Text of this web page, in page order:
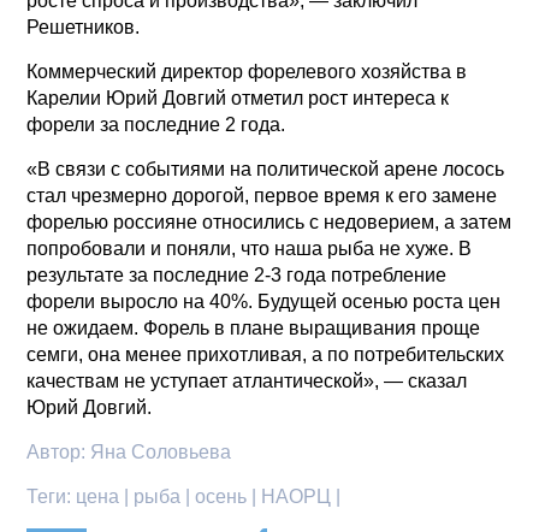
Решетников.
Коммерческий директор форелевого хозяйства в
Карелии Юрий Довгий отметил рост интереса к
форели за последние 2 года.
«В связи с событиями на политической арене лосось
стал чрезмерно дорогой, первое время к его замене
форелью россияне относились с недоверием, а затем
попробовали и поняли, что наша рыба не хуже. В
результате за последние 2-3 года потребление
форели выросло на 40%. Будущей осенью роста цен
не ожидаем. Форель в плане выращивания проще
семги, она менее прихотливая, а по потребительских
качествам не уступает атлантической», — сказал
Юрий Довгий.
Автор: Яна Соловьева
Теги: цена | рыба | осень | НАОРЦ |